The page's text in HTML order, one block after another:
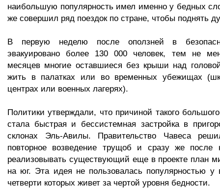
наибольшую популярность имел именно у бедных
же совершил ряд поездок по стране, чтобы поднять
В первую неделю после оползней в
эвакуировано более 130 000 человек, тем не
месяцев многие оставшиеся без крыши над
жить в палатках или во временных убежищах
центрах или военных лагерях).
Политики утверждали, что причиной такого
стала быстрая и бессистемная застройка в
склонах Эль-Авилы. Правительство Чавеса
повторное возведение трущоб и сразу же после
реализовывать существующий еще в проекте план
на юг. Эта идея не пользовалась популярностью у
четверти которых живет за чертой уровня бедности.